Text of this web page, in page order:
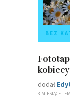
BEZ
dodał
3 MIESIĄCE